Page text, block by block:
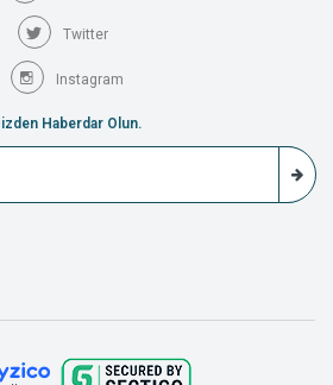
Twitter
Instagram
Haberdar Olun.